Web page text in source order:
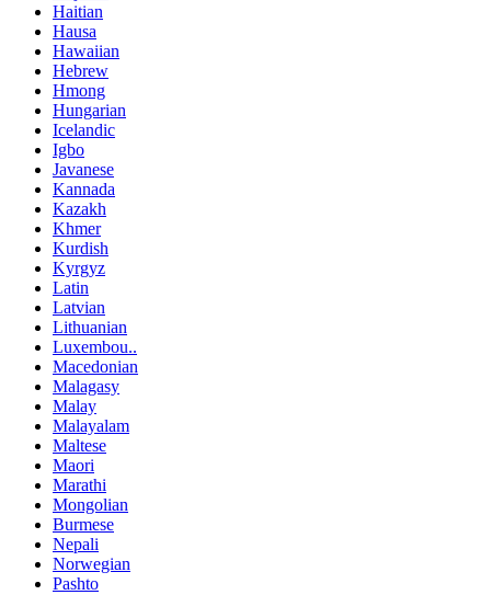
Haitian
Hausa
Hawaiian
Hebrew
Hmong
Hungarian
Icelandic
Igbo
Javanese
Kannada
Kazakh
Khmer
Kurdish
Kyrgyz
Latin
Latvian
Lithuanian
Luxembou..
Macedonian
Malagasy
Malay
Malayalam
Maltese
Maori
Marathi
Mongolian
Burmese
Nepali
Norwegian
Pashto